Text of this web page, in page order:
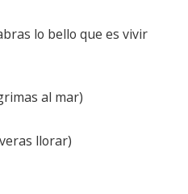
lo bello que es vivir
al mar)
llorar)